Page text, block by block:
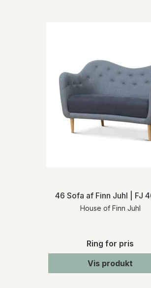
46 Sofa af Finn Juhl | FJ
House of Finn Juhl
Ring for pris
Vis produkt